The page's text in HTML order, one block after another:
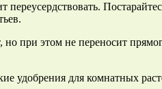
при этом не переносит
удобрения для комнатных